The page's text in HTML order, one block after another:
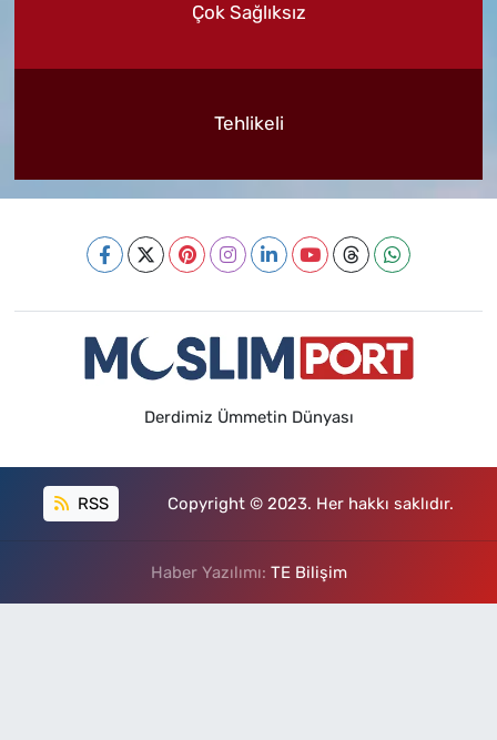
Çok Sağlıksız
Tehlikeli
Derdimiz Ümmetin Dünyası
RSS Copyright © 2023. Her hakkı saklıdır.
Haber Yazılımı: TE Bilişim